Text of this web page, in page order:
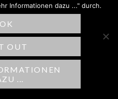
Informationen dazu ..." durch.
OK
OUT
...